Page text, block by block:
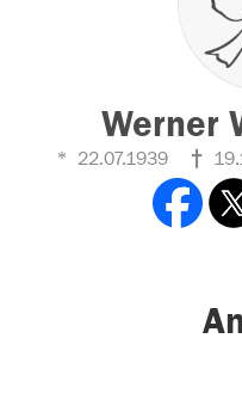
Werner
22.07.1939